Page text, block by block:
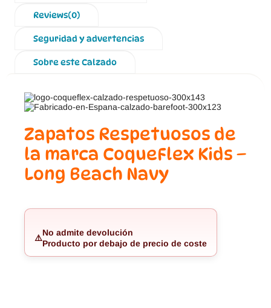
Reviews(0)
Seguridad y advertencias
Sobre este Calzado
Zapatos Respetuosos de
la marca CoqueFlex Kids –
Long Beach Navy
⚠️
No admite devolución
Producto por debajo de precio de coste